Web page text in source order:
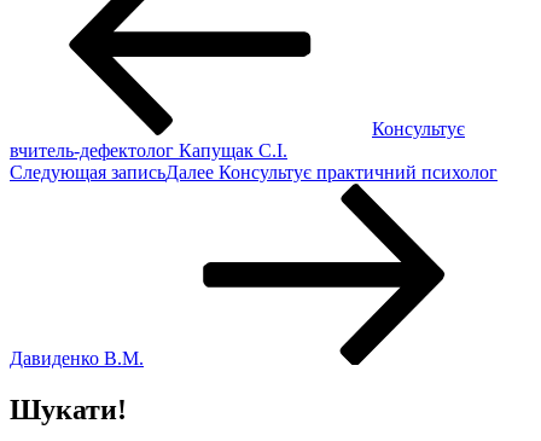
Консультує
вчитель-дефектолог Капущак С.І.
Следующая записьДалее Консультує практичний психолог
Давиденко В.М.
Шукати!